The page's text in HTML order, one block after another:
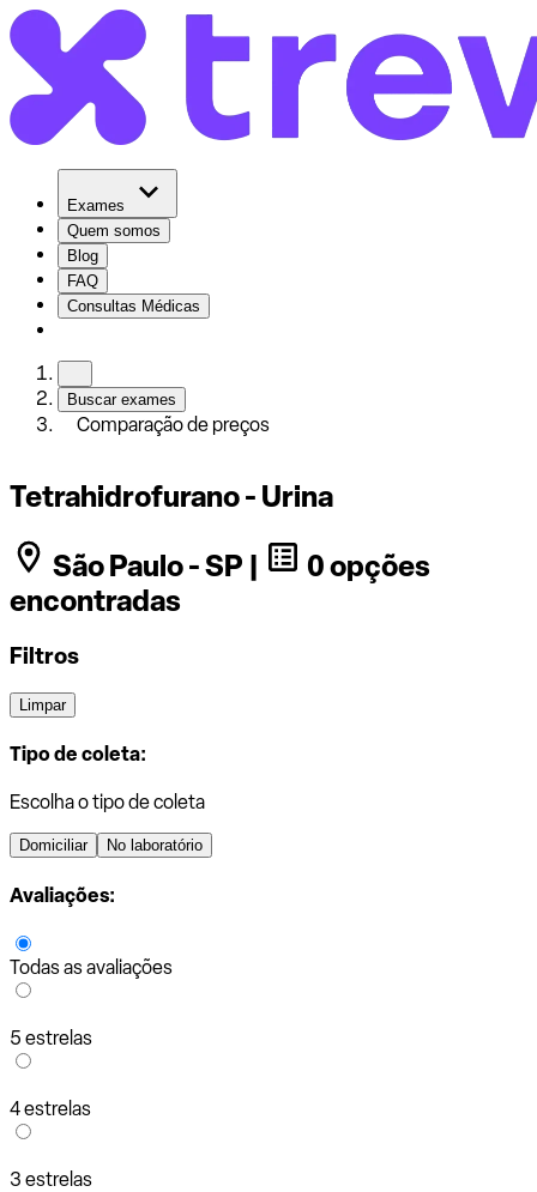
Exames
Quem somos
Blog
FAQ
Consultas Médicas
Buscar exames
Comparação de preços
Tetrahidrofurano - Urina
São Paulo - SP |
0 opções
encontradas
Filtros
Limpar
Tipo de coleta:
Escolha o tipo de coleta
Domiciliar No laboratório
Avaliações:
Todas as avaliações
5 estrelas
4 estrelas
3 estrelas